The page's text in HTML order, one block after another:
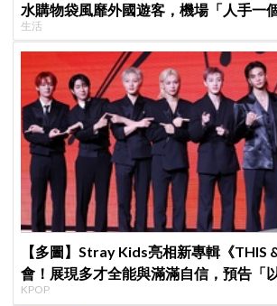
水購物袋風靡外國遊客，機場「人手一
生活
【多圖】Stray Kids亮相新專輯《THIS
會！展現多才全能與滿滿自信，預告「
日音樂圈
KPOP